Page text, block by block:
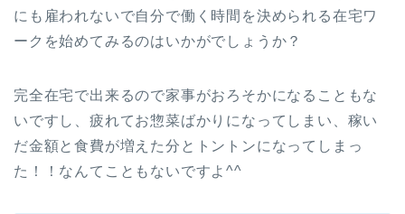
にも雇われないで自分で働く時間を決められる在宅ワ
ークを始めてみるのはいかがでしょうか？
完全在宅で出来るので家事がおろそかになることもな
いですし、疲れてお惣菜ばかりになってしまい、稼い
だ金額と食費が増えた分とトントンになってしまっ
た！！なんてこともないですよ^^